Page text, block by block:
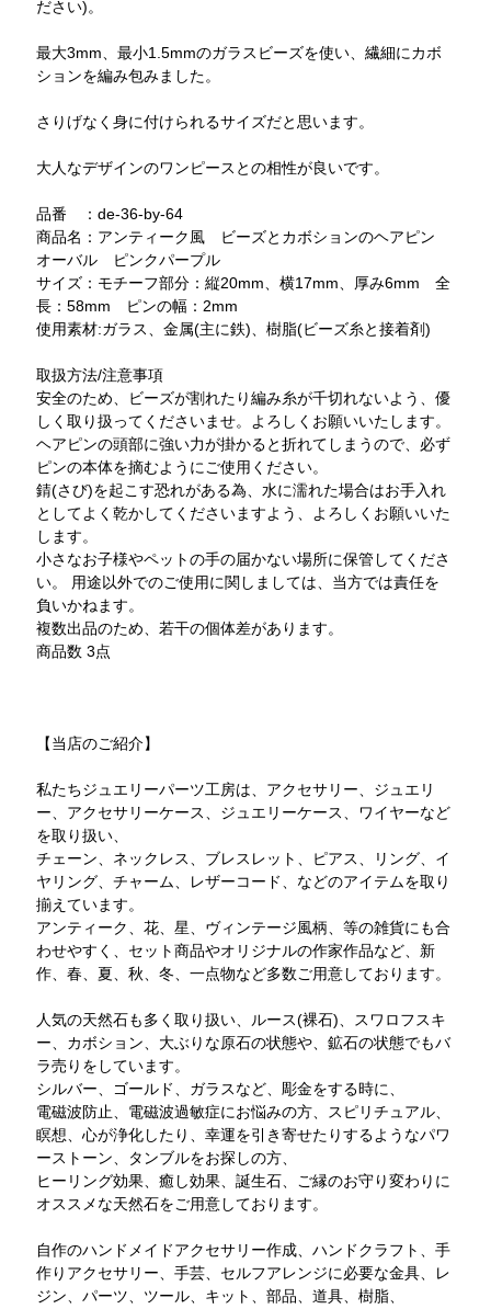
ださい)。
最大3mm、最小1.5mmのガラスビーズを使い、繊細にカボ
ションを編み包みました。
さりげなく身に付けられるサイズだと思います。
大人なデザインのワンピースとの相性が良いです。
品番 ：de-36-by-64
商品名：アンティーク風 ビーズとカボションのヘアピン
オーバル ピンクパープル
サイズ：モチーフ部分：縦20mm、横17mm、厚み6mm 全
長：58mm ピンの幅：2mm
使用素材:ガラス、金属(主に鉄)、樹脂(ビーズ糸と接着剤)
取扱方法/注意事項
安全のため、ビーズが割れたり編み糸が千切れないよう、優
しく取り扱ってくださいませ。よろしくお願いいたします。
ヘアピンの頭部に強い力が掛かると折れてしまうので、必ず
ピンの本体を摘むようにご使用ください。
錆(さび)を起こす恐れがある為、水に濡れた場合はお手入れ
としてよく乾かしてくださいますよう、よろしくお願いいた
します。
小さなお子様やペットの手の届かない場所に保管してくださ
い。 用途以外でのご使用に関しましては、当方では責任を
負いかねます。
複数出品のため、若干の個体差があります。
商品数 3点
【当店のご紹介】
私たちジュエリーパーツ工房は、アクセサリー、ジュエリ
ー、アクセサリーケース、ジュエリーケース、ワイヤーなど
を取り扱い、
チェーン、ネックレス、ブレスレット、ピアス、リング、イ
ヤリング、チャーム、レザーコード、などのアイテムを取り
揃えています。
アンティーク、花、星、ヴィンテージ風柄、等の雑貨にも合
わせやすく、セット商品やオリジナルの作家作品など、新
作、春、夏、秋、冬、一点物など多数ご用意しております。
人気の天然石も多く取り扱い、ルース(裸石)、スワロフスキ
ー、カボション、大ぶりな原石の状態や、鉱石の状態でもバ
ラ売りをしています。
シルバー、ゴールド、ガラスなど、彫金をする時に、
電磁波防止、電磁波過敏症にお悩みの方、スピリチュアル、
瞑想、心が浄化したり、幸運を引き寄せたりするようなパワ
ーストーン、タンブルをお探しの方、
ヒーリング効果、癒し効果、誕生石、ご縁のお守り変わりに
オススメな天然石をご用意しております。
自作のハンドメイドアクセサリー作成、ハンドクラフト、手
作りアクセサリー、手芸、セルフアレンジに必要な金具、レ
ジン、パーツ、ツール、キット、部品、道具、樹脂、